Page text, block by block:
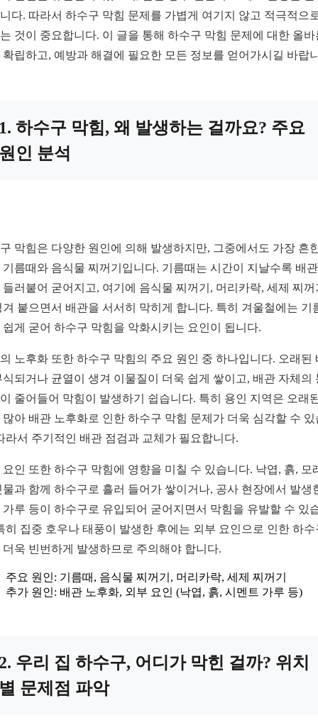
다. 따라서 하수구 막힘 문제를 가볍게 여기지 않고 적극적으
것이 중요합니다. 이 글을 통해 하수구 막힘 문제에 대한 올바
확립하고, 예방과 해결에 필요한 모든 정보를 얻어가시길 바랍
하수구 막힘, 왜 발생하는 걸까요? 주요
인 분석
막힘은 다양한 원인에 의해 발생하지만, 그중에서도 가장 흔
기름때와 음식물 찌꺼기입니다. 기름때는 시간이 지날수록 배
들러붙어 굳어지고, 여기에 음식물 찌꺼기, 머리카락, 세제 찌꺼
겨 붙으면서 배관을 서서히 막히게 합니다. 특히 겨울철에는 기
쉽게 굳어 하수구 막힘을 악화시키는 요인이 됩니다.
노후화 또한 하수구 막힘의 주요 원인 중 하나입니다. 오래된
식되거나 균열이 생겨 이물질이 더욱 쉽게 쌓이고, 배관 자체의
줄어들어 막힘이 발생하기 쉽습니다. 특히 용인 지역은 오래
많아 배관 노후화로 인한 하수구 막힘 문제가 더욱 심각할 수 있
라서 주기적인 배관 점검과 교체가 필요합니다.
요인 또한 하수구 막힘에 영향을 미칠 수 있습니다. 낙엽, 흙, 모
물과 함께 하수구로 흘러 들어가 쌓이거나, 공사 현장에서 발생
가루 등이 하수구로 유입되어 굳어지면서 막힘을 유발할 수 있
히 집중 호우나 태풍이 발생한 후에는 외부 요인으로 인한 하수
더욱 빈번하게 발생하므로 주의해야 합니다.
주요 원인: 기름때, 음식물 찌꺼기, 머리카락, 세제 찌꺼기
추가 원인: 배관 노후화, 외부 요인 (낙엽, 흙, 시멘트 가루 등)
우리 집 하수구, 어디가 막힌 걸까? 위치
문제점 파악